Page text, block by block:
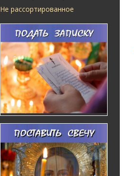
Не рассортированное